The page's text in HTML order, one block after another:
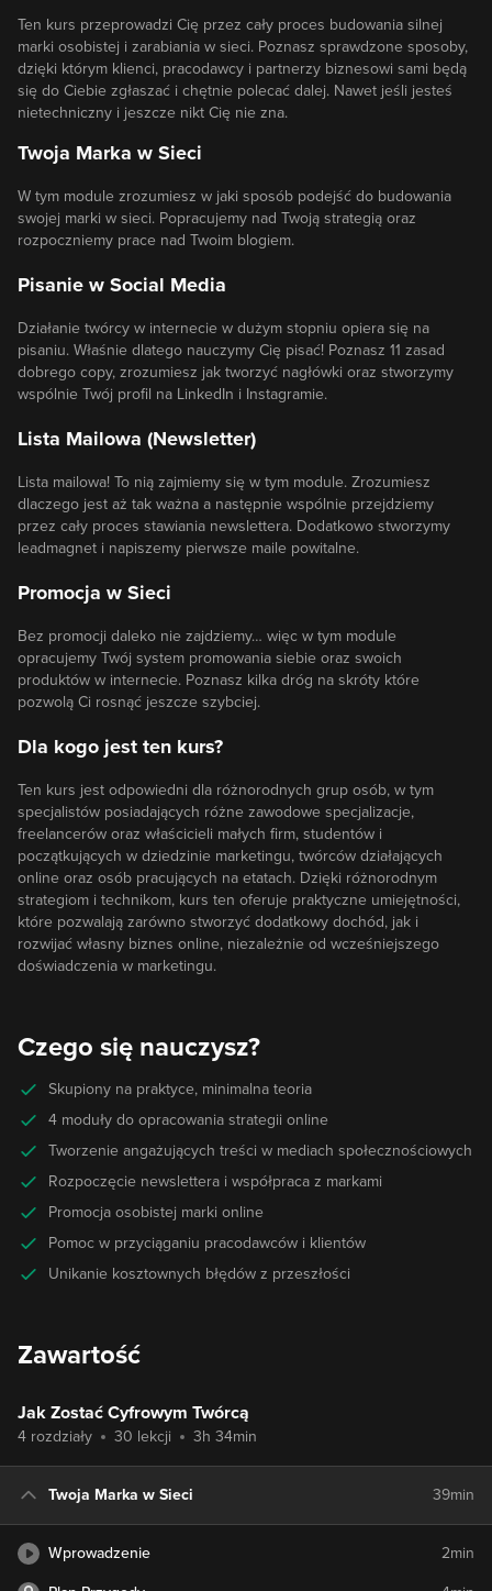
Ten kurs przeprowadzi Cię przez cały proces budowania silnej
marki osobistej i zarabiania w sieci. Poznasz sprawdzone sposoby,
dzięki którym klienci, pracodawcy i partnerzy biznesowi sami będą
się do Ciebie zgłaszać i chętnie polecać dalej. Nawet jeśli jesteś
nietechniczny i jeszcze nikt Cię nie zna.
Twoja Marka w Sieci
W tym module zrozumiesz w jaki sposób podejść do budowania
swojej marki w sieci. Popracujemy nad Twoją strategią oraz
rozpoczniemy prace nad Twoim blogiem.
Pisanie w Social Media
Działanie twórcy w internecie w dużym stopniu opiera się na
pisaniu. Właśnie dlatego nauczymy Cię pisać! Poznasz 11 zasad
dobrego copy, zrozumiesz jak tworzyć nagłówki oraz stworzymy
wspólnie Twój profil na LinkedIn i Instagramie.
Lista Mailowa (Newsletter)
Lista mailowa! To nią zajmiemy się w tym module. Zrozumiesz
dlaczego jest aż tak ważna a następnie wspólnie przejdziemy
przez cały proces stawiania newslettera. Dodatkowo stworzymy
leadmagnet i napiszemy pierwsze maile powitalne.
Promocja w Sieci
Bez promocji daleko nie zajdziemy… więc w tym module
opracujemy Twój system promowania siebie oraz swoich
produktów w internecie. Poznasz kilka dróg na skróty które
pozwolą Ci rosnąć jeszcze szybciej.
Dla kogo jest ten kurs?
Ten kurs jest odpowiedni dla różnorodnych grup osób, w tym
specjalistów posiadających różne zawodowe specjalizacje,
freelancerów oraz właścicieli małych firm, studentów i
początkujących w dziedzinie marketingu, twórców działających
online oraz osób pracujących na etatach. Dzięki różnorodnym
strategiom i technikom, kurs ten oferuje praktyczne umiejętności,
które pozwalają zarówno stworzyć dodatkowy dochód, jak i
rozwijać własny biznes online, niezależnie od wcześniejszego
doświadczenia w marketingu.
Czego się nauczysz?
Skupiony na praktyce, minimalna teoria
4 moduły do opracowania strategii online
Tworzenie angażujących treści w mediach społecznościowych
Rozpoczęcie newslettera i współpraca z markami
Promocja osobistej marki online
Pomoc w przyciąganiu pracodawców i klientów
Unikanie kosztownych błędów z przeszłości
Zawartość
Jak Zostać Cyfrowym Twórcą
4 rozdziały 30 lekcji 3h 34min
Twoja Marka w Sieci 39min
Wprowadzenie 2min